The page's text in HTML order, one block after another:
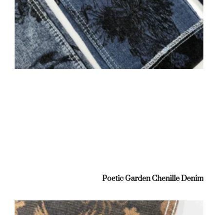
Poetic Garden Chenille Denim